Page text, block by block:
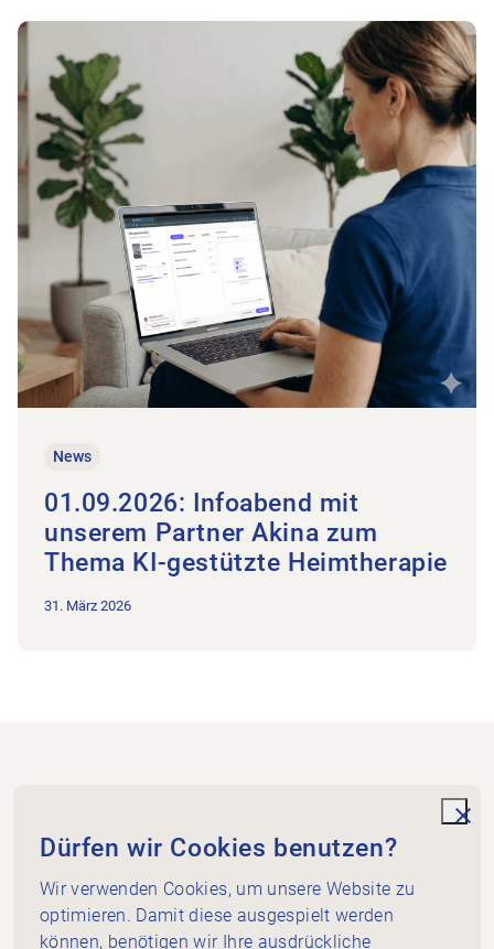
News
01.09.2026: Infoabend mit
unserem Partner Akina zum
Thema KI-gestützte Heimtherapie
31. März 2026
Zum Beitrag 01.09.2026: Infoabend mit unserem Partner
Physioswiss beider Basel
4051 Basel
Dürfen wir Cookies benutzen?
Wir verwenden Cookies, um unsere Website zu
optimieren. Damit diese ausgespielt werden
können, benötigen wir Ihre ausdrückliche